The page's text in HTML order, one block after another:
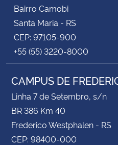
Bairro Camobi
Santa Maria - RS
CEP: 97105-900
+55 (55) 3220-8000
CAMPUS DE
Linha 7 de Setembro, s/n
BR 386 Km 40
Frederico Westphalen - RS
CEP: 98400-000